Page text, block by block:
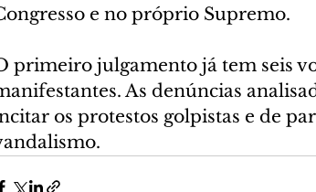
e no próprio Supremo.
primeiro julgamento já tem seis
As denúncias
os protestos golpistas e de